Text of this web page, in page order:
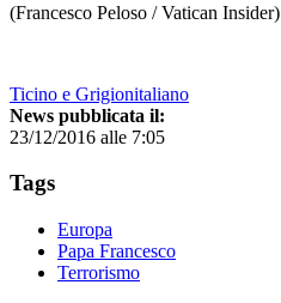
(Francesco Peloso / Vatican Insider)
Ticino e Grigionitaliano
News pubblicata il:
23/12/2016 alle 7:05
Tags
Europa
Papa Francesco
Terrorismo